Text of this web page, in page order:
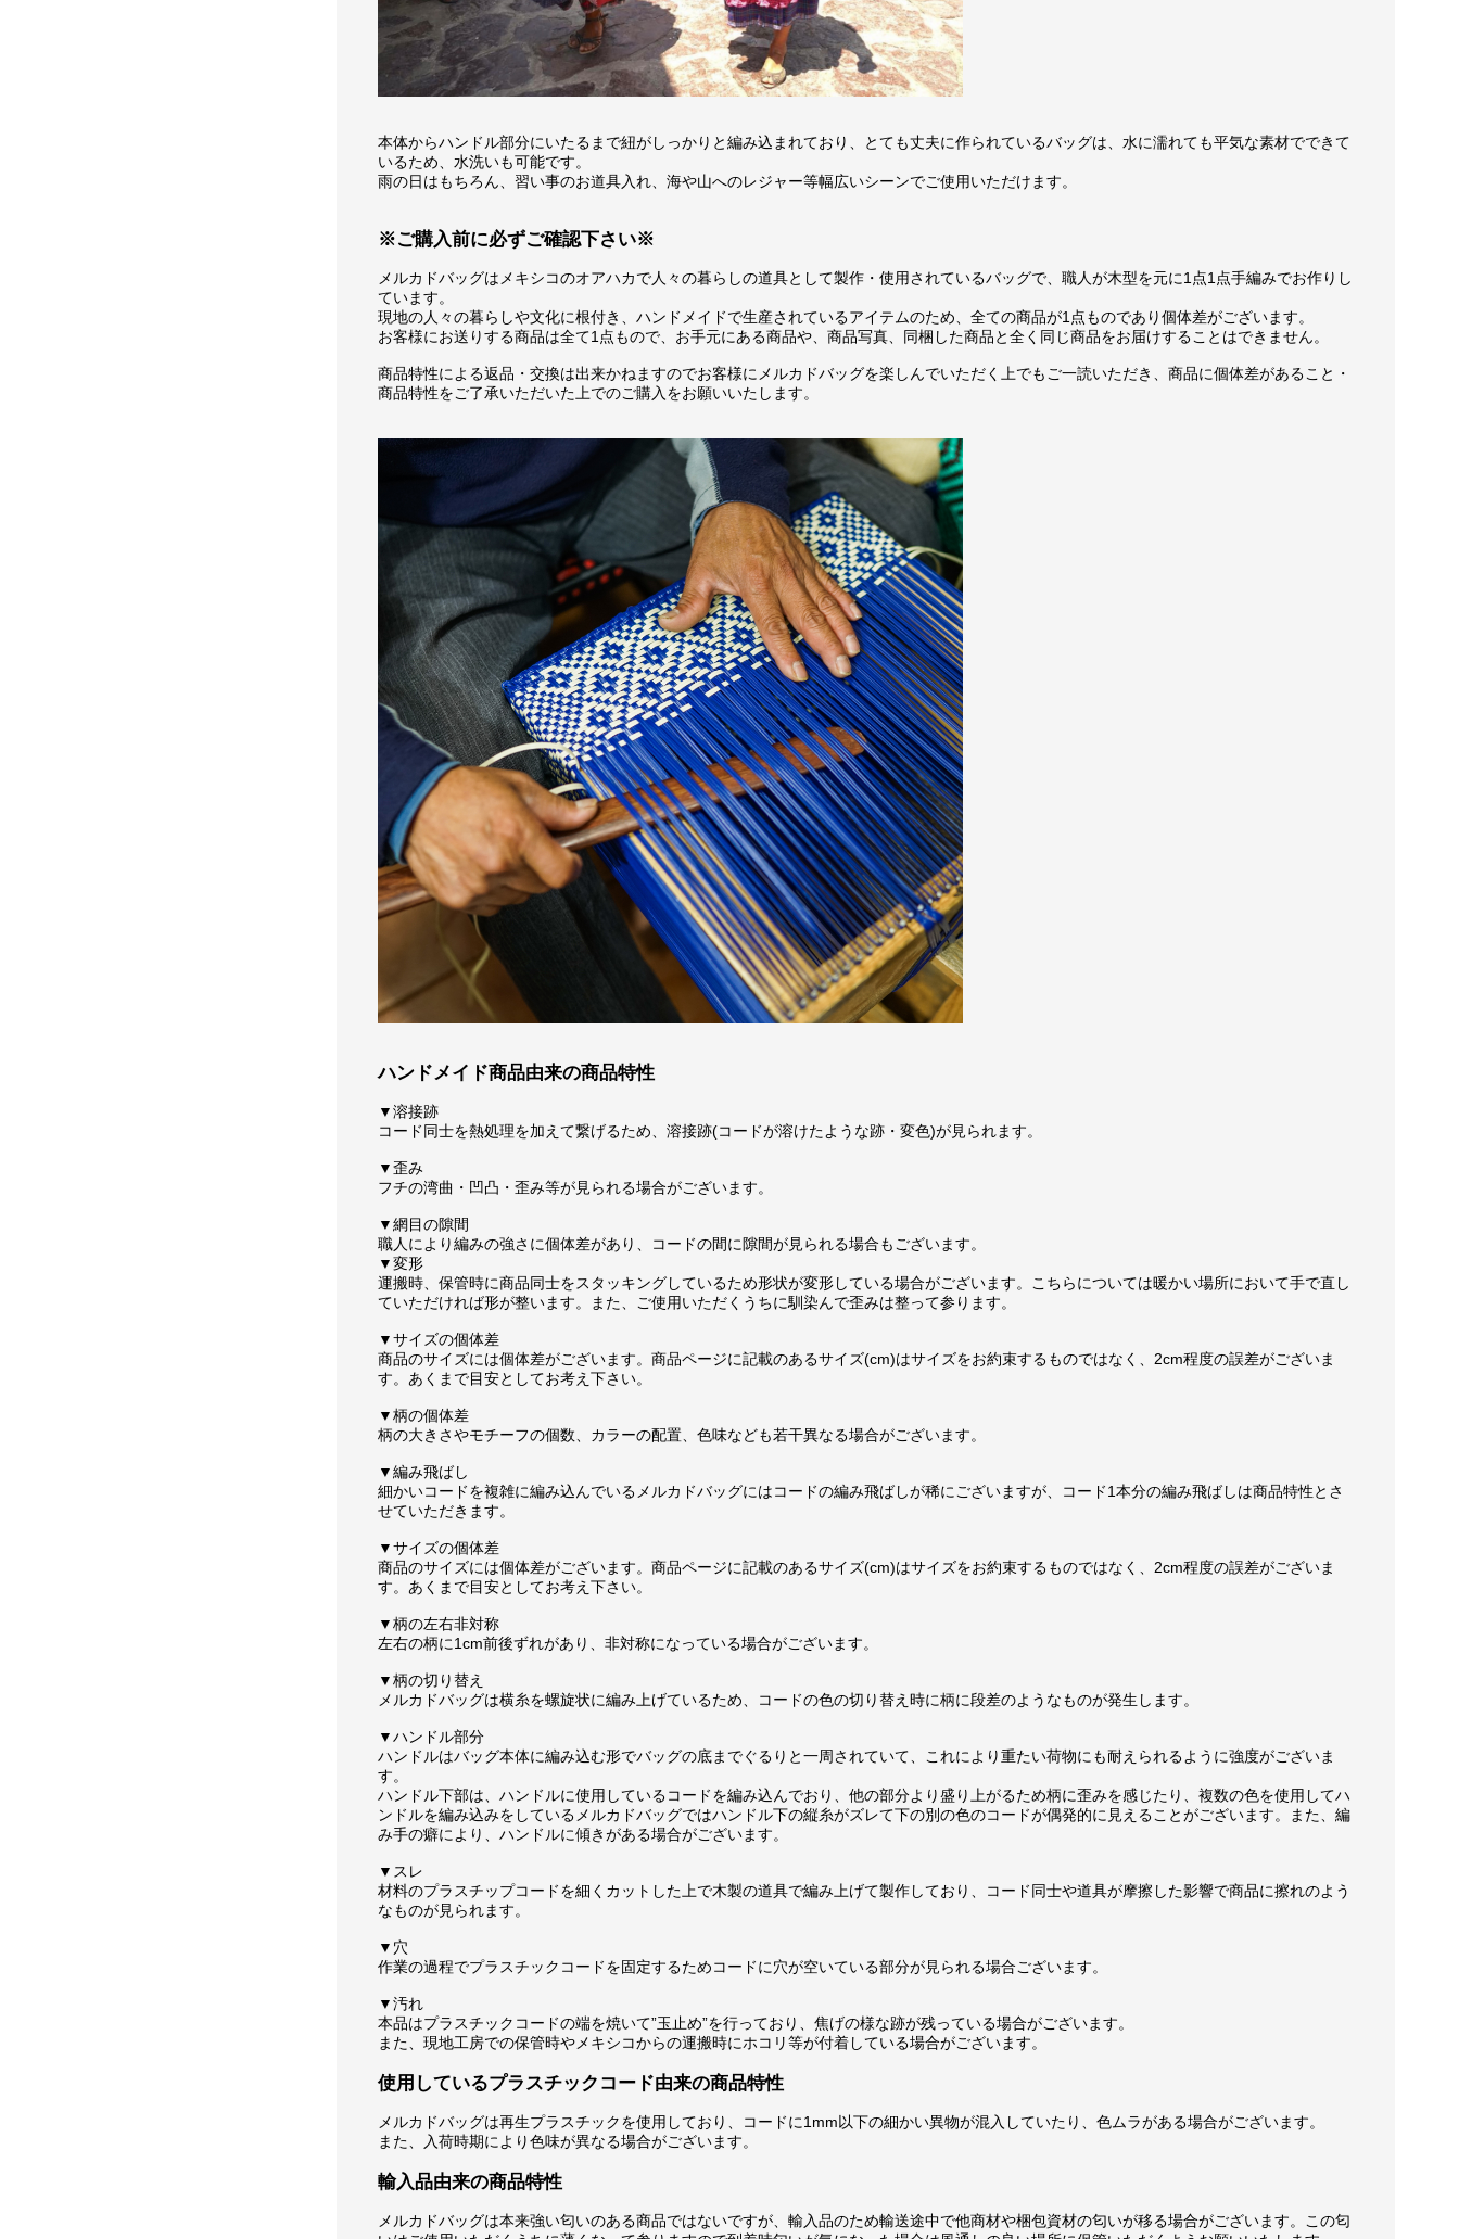
本体からハンドル部分にいたるまで紐がしっかりと編み込まれており、とても丈夫に作られているバッグは、水に濡れても平気な素材でできて
いるため、水洗いも可能です。
雨の日はもちろん、習い事のお道具入れ、海や山へのレジャー等幅広いシーンでご使用いただけます。
※ご購入前に必ずご確認下さい※
メルカドバッグはメキシコのオアハカで人々の暮らしの道具として製作・使用されているバッグで、職人が木型を元に1点1点手編みでお作りし
ています。
現地の人々の暮らしや文化に根付き、ハンドメイドで生産されているアイテムのため、全ての商品が1点ものであり個体差がございます。
お客様にお送りする商品は全て1点もので、お手元にある商品や、商品写真、同梱した商品と全く同じ商品をお届けすることはできません。
商品特性による返品・交換は出来かねますのでお客様にメルカドバッグを楽しんでいただく上でもご一読いただき、商品に個体差があること・
商品特性をご了承いただいた上でのご購入をお願いいたします。
ハンドメイド商品由来の商品特性
▼溶接跡
コード同士を熱処理を加えて繋げるため、溶接跡(コードが溶けたような跡・変色)が見られます。
▼歪み
フチの湾曲・凹凸・歪み等が見られる場合がございます。
▼網目の隙間
職人により編みの強さに個体差があり、コードの間に隙間が見られる場合もございます。
▼変形
運搬時、保管時に商品同士をスタッキングしているため形状が変形している場合がございます。こちらについては暖かい場所において手で直し
ていただければ形が整います。また、ご使用いただくうちに馴染んで歪みは整って参ります。
▼サイズの個体差
商品のサイズには個体差がございます。商品ページに記載のあるサイズ(cm)はサイズをお約束するものではなく、2cm程度の誤差がございま
す。あくまで目安としてお考え下さい。
▼柄の個体差
柄の大きさやモチーフの個数、カラーの配置、色味なども若干異なる場合がございます。
▼編み飛ばし
細かいコードを複雑に編み込んでいるメルカドバッグにはコードの編み飛ばしが稀にございますが、コード1本分の編み飛ばしは商品特性とさ
せていただきます。
▼サイズの個体差
商品のサイズには個体差がございます。商品ページに記載のあるサイズ(cm)はサイズをお約束するものではなく、2cm程度の誤差がございま
す。あくまで目安としてお考え下さい。
▼柄の左右非対称
左右の柄に1cm前後ずれがあり、非対称になっている場合がございます。
▼柄の切り替え
メルカドバッグは横糸を螺旋状に編み上げているため、コードの色の切り替え時に柄に段差のようなものが発生します。
▼ハンドル部分
ハンドルはバッグ本体に編み込む形でバッグの底までぐるりと一周されていて、これにより重たい荷物にも耐えられるように強度がございま
す。
ハンドル下部は、ハンドルに使用しているコードを編み込んでおり、他の部分より盛り上がるため柄に歪みを感じたり、複数の色を使用してハ
ンドルを編み込みをしているメルカドバッグではハンドル下の縦糸がズレて下の別の色のコードが偶発的に見えることがございます。また、編
み手の癖により、ハンドルに傾きがある場合がございます。
▼スレ
材料のプラスチップコードを細くカットした上で木製の道具で編み上げて製作しており、コード同士や道具が摩擦した影響で商品に擦れのよう
なものが見られます。
▼穴
作業の過程でプラスチックコードを固定するためコードに穴が空いている部分が見られる場合ございます。
▼汚れ
本品はプラスチックコードの端を焼いて”玉止め”を行っており、焦げの様な跡が残っている場合がございます。
また、現地工房での保管時やメキシコからの運搬時にホコリ等が付着している場合がございます。
使用しているプラスチックコード由来の商品特性
メルカドバッグは再生プラスチックを使用しており、コードに1mm以下の細かい異物が混入していたり、色ムラがある場合がございます。
また、入荷時期により色味が異なる場合がございます。
輸入品由来の商品特性
メルカドバッグは本来強い匂いのある商品ではないですが、輸入品のため輸送途中で他商材や梱包資材の匂いが移る場合がございます。この匂